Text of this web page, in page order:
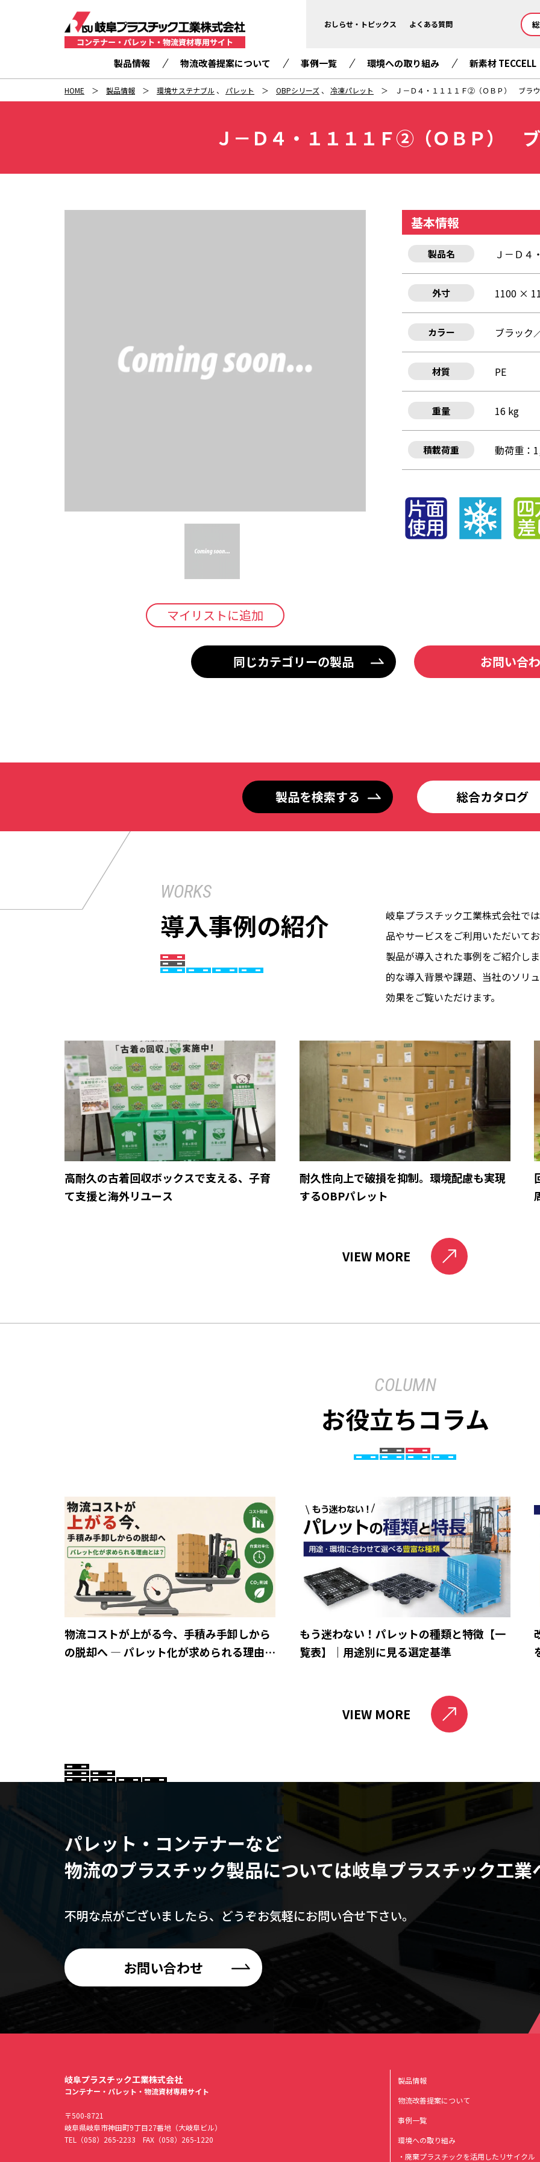
おしらせ・トピックス よくある質問
製品情報 物流改善提案について 事例一覧 環境への取り組み 新素材 TECCELL
HOME 製品情報 環境サステナブル 、 パレット OBPシリーズ 、 冷凍パレット Ｊ－Ｄ４・１１１１Ｆ②（ＯＢＰ） ブラ
Ｊ－Ｄ４・１１１１Ｆ②（ＯＢＰ）
マイリストに追加
基本情報
製品名 Ｊ－Ｄ
外寸 1100 ×
カラー ブラック
材質 PE
重量 16 kg
積載荷重 動荷重：
同じカテゴリーの製品 お問い合
製品を検索する 総合カタログ
WORKS
導入事例の紹介
岐阜プラスチック工業株式会社で
品やサービスをご利用いただいて
製品が導入された事例をご紹介し
的な導入背景や課題、当社のソリ
効果をご覧いただけます。
高耐久の古着回収ボックスで支える、子育
て支援と海外リユース
耐久性向上で破損を抑制。環境配慮も実現
するOBPパレット
VIEW MORE
COLUMN
お役立ちコラム
物流コストが上がる今、手積み手卸しから
の脱却へ ― パレット化が求められる理由と
もう迷わない！パレットの種類と特徴【一
覧表】｜用途別に見る選定基準
VIEW MORE
パレット・コンテナーなど
物流のプラスチック製品については岐阜プラスチック工業
不明な点がございましたら、 どうぞお気軽にお問い合せ下さい。
お問い合わせ
製品情報
物流改善提案について
事例一覧
環境への取り組み
・廃棄プラスチックを活用したリサイクル
岐阜プラスチック工業株式会社
コンテナー・パレット・物流資材専用サイト
〒500-8721
岐阜県岐阜市神田町9丁目27番地（大岐阜ビル）
TEL
（058）265-2233 FAX（058）265-1220